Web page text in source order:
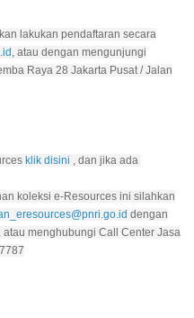
lakukan pendaftaran secara
, atau dengan mengunjungi
Raya 28 Jakarta Pusat / Jalan
klik disini , dan jika ada
koleksi e-Resources ini silahkan
dengan
menghubungi Call Center Jasa